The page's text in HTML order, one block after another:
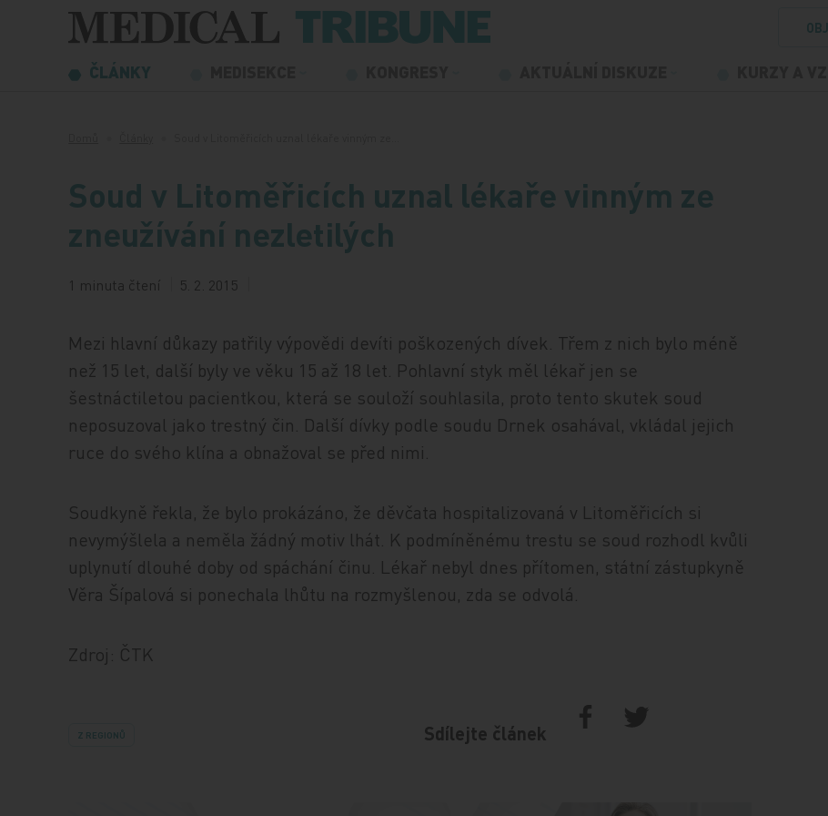
Přeskočit na obsah
ČLÁNKY
Soud v Litoměřicích uznal lékaře vinným ze
zneužívání nezletilých
1 minuta čtení 5. 2. 2015
Mezi hlavní důkazy patřily výpovědi devíti poškozených dívek. Třem z nich bylo méně
než 15 let, další byly ve věku 15 až 18 let. Pohlavní styk měl lékař jen se
šestnáctiletou pacientkou, která se souloží souhlasila, proto tento skutek soud
neposuzoval jako trestný čin. Další dívky podle soudu Drnek osahával, vkládal jejich
ruce do svého klína a obnažoval se před nimi.
Soudkyně řekla, že bylo prokázáno, že děvčata hospitalizovaná v Litoměřicích si
nevymýšlela a neměla žádný motiv lhát. K podmíněnému trestu se soud rozhodl kvůli
uplynutí dlouhé doby od spáchání činu. Lékař nebyl dnes přítomen, státní zástupkyně
Věra Šípalová si ponechala lhůtu na rozmyšlenou, zda se odvolá.
Zdroj: ČTK
Z REGIONŮ Sdílejte článek